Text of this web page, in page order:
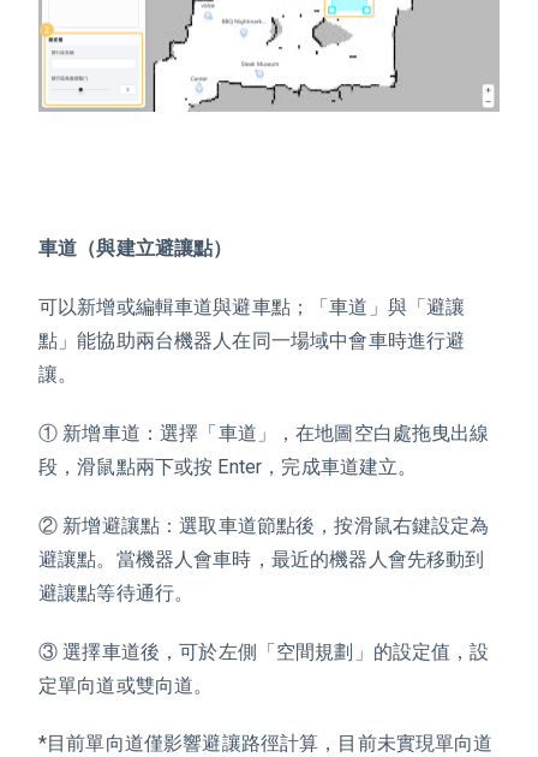
車道（與建立避讓點）
可以新增或編輯車道與避車點；「車道」與「避讓
點」能協助兩台機器人在同一場域中會車時進行避
讓。
① 新增車道：選擇「車道」，在地圖空白處拖曳出線
段，滑鼠點兩下或按 Enter，完成車道建立。
② 新增避讓點：選取車道節點後，按滑鼠右鍵設定為
避讓點。當機器人會車時，最近的機器人會先移動到
避讓點等待通行。
③ 選擇車道後，可於左側「空間規劃」的設定值，設
定單向道或雙向道。
*目前單向道僅影響避讓路徑計算，目前未實現單向道